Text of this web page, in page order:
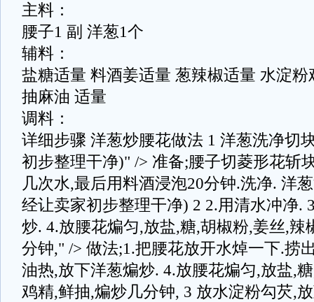
主料：
腰子1 副 洋葱1个
辅料：
盐糖适量 料酒姜适量 葱辣椒适量 水淀
抽麻油 适量
调料：
详细步骤 洋葱炒腰花做法 1 洋葱洗净切
初步整理干净)" /> 准备;腰子切菱形花斩
几次水,最后用料酒浸泡20分钟.洗净. 洋
经让卖家初步整理干净) 2 2.用清水冲净.
炒. 4.放腰花煸匀,放盐,糖,胡椒粉,姜丝,辣
分钟," /> 做法;1.把腰花放开水焯一下.捞
油热,放下洋葱煸炒. 4.放腰花煸匀,放盐,
鸡精,鲜抽,煸炒几分钟, 3 放水淀粉勾芡,